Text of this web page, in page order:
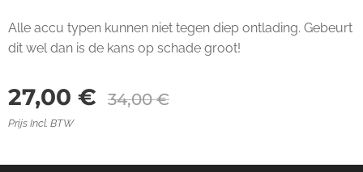
Alle accu typen kunnen niet tegen diep ontlading. Gebeurt
dit wel dan is de kans op schade groot!
27,00 € 34,00€
Prijs Incl. BTW